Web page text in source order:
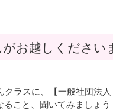
お越しください
クラスに、【​一般社団法
ること、聞いてみましょう